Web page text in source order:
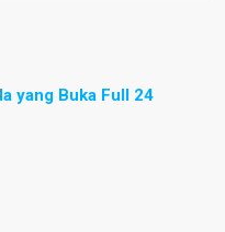
yang Buka Full 24